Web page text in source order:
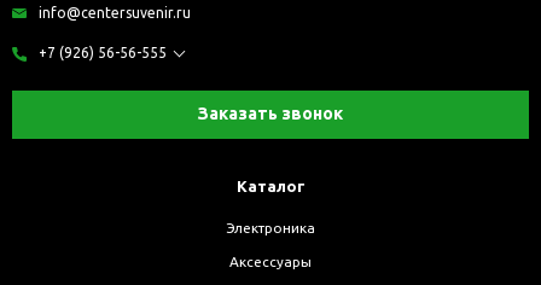
info@centersuvenir.ru
+7 (926) 56-56-555
Заказать звонок
Каталог
Электроника
Аксессуары